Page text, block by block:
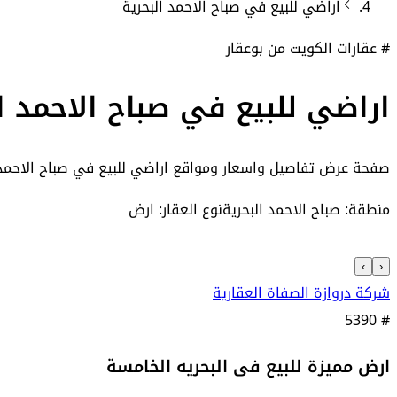
اراضي للبيع في صباح الاحمد البحرية
# عقارات الكويت من بوعقار
اراضي للبيع في صباح الاحمد
صفحة عرض تفاصيل واسعار ومواقع اراضي للبيع في صباح
منطقة: صباح الاحمد البحريةنوع العقار: ارض
‹
›
شركة دروازة الصفاة العقارية
5390#
ارض مميزة للبيع فى البحريه الخامسة